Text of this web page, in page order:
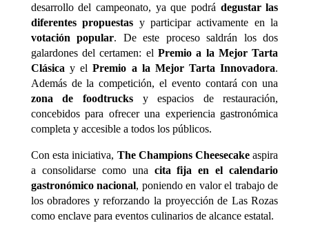
desarrollo del campeonato, ya que podrá degustar las
diferentes propuestas y participar activamente en la
votación popular. De este proceso saldrán los dos
galardones del certamen: el Premio a la Mejor Tarta
Clásica y elPremio a la Mejor Tarta Innovadora.
Además de la competición, el evento contará con una
zona de foodtrucksy espacios de restauración,
concebidos para ofrecer una experiencia gastronómica
completa y accesible a todos los públicos.
Con esta iniciativa, The Champions Cheesecakeaspira
a consolidarse como una cita fija en el calendario
gastronómico nacional, poniendo en valor el trabajo de
los obradores y reforzando la proyección de Las Rozas
como enclave para eventos culinarios de alcance estatal.